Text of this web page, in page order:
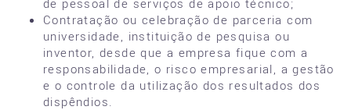
Contratação ou celebração de parceria com
universidade, instituição de pesquisa ou
inventor, desde que a empresa fique com a
responsabilidade, o risco empresarial, a gestão
e o controle da utilização dos resultados dos
dispêndios.